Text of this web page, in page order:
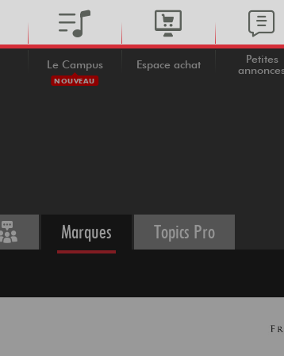
Le Campus
NOUVEAU
Espace achat
Petites
Marques Topics Pro